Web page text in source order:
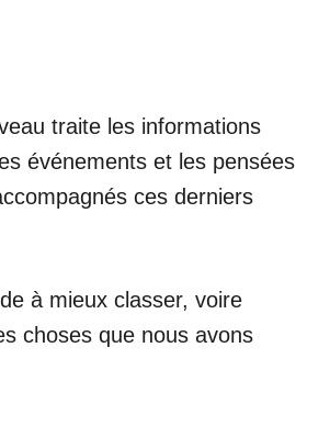
traite les informations
événements et les pensées
ces derniers
à mieux classer, voire
choses que nous avons